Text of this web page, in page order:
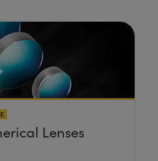
Lenses